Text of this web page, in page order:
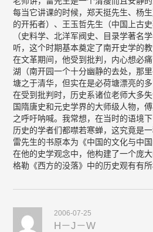
每当它讲课的时候，郑天挺先生、杨
的开拓者）、王玉哲先生（中国上古
（史料学、北洋军阀史、目录学著名
听，这个时期基本奠定了南开史学的教
在文革期间，他受到批判，内心想必
湖（南开园一个十分幽静的去处，那
塘之于清华，但实在是必荷塘漂亮的多
在受到批判时，历史系诸位老师大多
国隋唐史和元史学界的大师级人物，
之呼吁呐喊。我常想，在当时的语境
历史的学者们都噤若寒蝉，这究竟是
雷先生的书原本为《中国的文化与中
在他的史学观念中，他构建了一个庞
格勒《西方的没落》中的历史观有有所
2006-07-25
H－J－W